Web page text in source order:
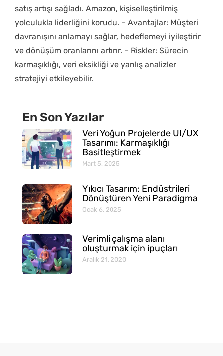
satış artışı sağladı. Amazon, kişiselleştirilmiş
yolculukla liderliğini korudu. – Avantajlar: Müşteri
davranışını anlamayı sağlar, hedeflemeyi iyileştirir
ve dönüşüm oranlarını artırır. – Riskler: Sürecin
karmaşıklığı, veri eksikliği ve yanlış analizler
stratejiyi etkileyebilir.
En Son Yazılar
Veri Yoğun Projelerde UI/UX
Tasarımı: Karmaşıklığı
Basitleştirmek
Mart 5, 2025
Yıkıcı Tasarım: Endüstrileri
Dönüştüren Yeni Paradigma
Ocak 6, 2025
Verimli çalışma alanı
oluşturmak için ipuçları
Aralık 21, 2020